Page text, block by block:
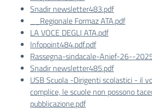
Snadir newsletter483.pdf
__Regionale Formaz ATA.pdf
LA VOCE DEGLI ATA.pdf
Infopoint484.pdf.pdf
Rassegna-sindacale-Anief-26--
Snadir newsletter485.pdf
USB Scuola -Dirigenti scolastici - il
complice, le scuole non possono
pubblicazione.pdf